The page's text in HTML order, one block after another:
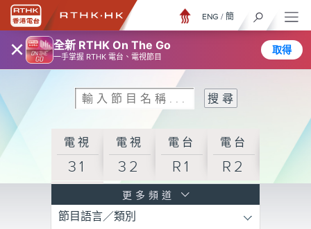
× 全新 RTHK On The Go
一手掌握 RTHK 電台、電視節目
取得
ENG / 簡
電視
31
電視
32
電台
R1
電台
R2
R3
更多頻道
節目語言／類別